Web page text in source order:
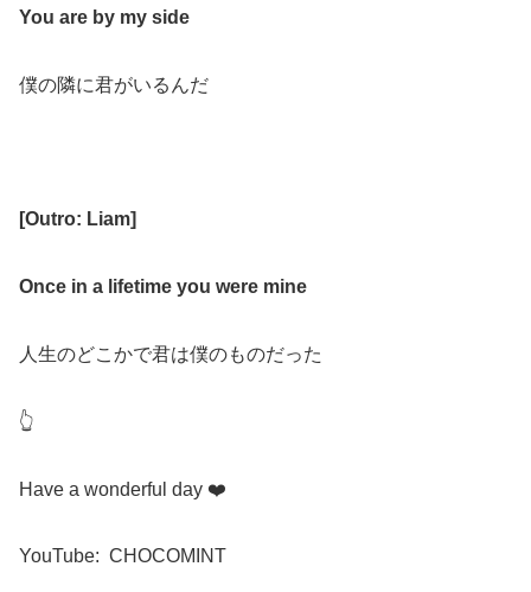
You are by my side
僕の隣に君がいるんだ
[Outro: Liam]
Once in a lifetime you were mine
人生のどこかで君は僕のものだった
👆
Have a wonderful day ❤️
YouTube: CHOCOMINT